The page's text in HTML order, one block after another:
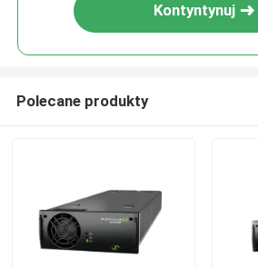
Kontyntynuj
Polecane produkty